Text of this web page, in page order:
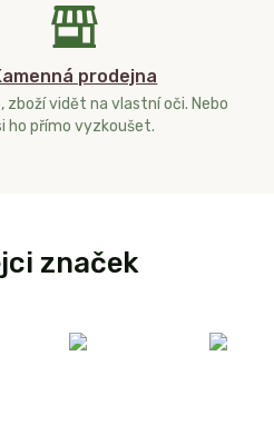
prodejna
zboží vidět na vlastní oči. Nebo
ho přímo vyzkoušet.
značek